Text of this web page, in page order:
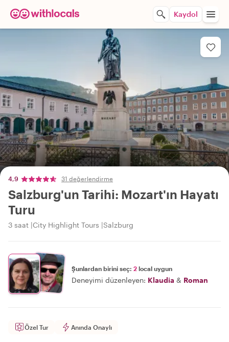
Kaydol
4,9 31 değerlendirme
Salzburg'un Tarihi: Mozart'ın Hayatı
Turu
3 saat City Highlight Tours Salzburg
Şunlardan birini seç: 2 local uygun
Deneyimi düzenleyen: Klaudia & Roman
Özel Tur Anında Onaylı